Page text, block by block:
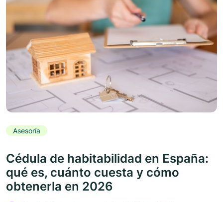
Asesoría
Cédula de habitabilidad en España:
qué es, cuánto cuesta y cómo
obtenerla en 2026